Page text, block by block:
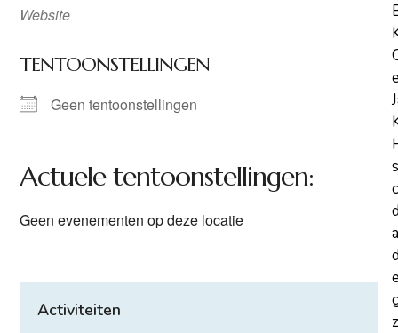
Website
TENTOONSTELLINGEN
Geen tentoonstellingen
Actuele tentoonstellingen:
Geen evenementen op deze locatie
Activiteiten